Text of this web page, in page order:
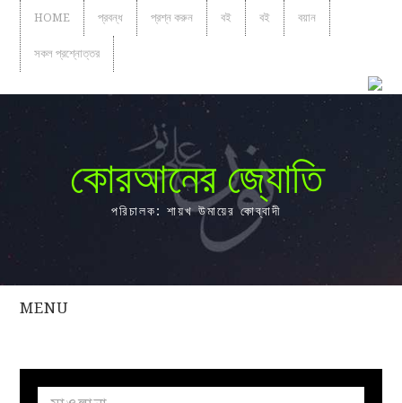
HOME প্রবন্ধ প্রশ্ন করুন বই বই বয়ান
সকল প্রশ্নোত্তর
কোরআনের জ্যোতি
পরিচালক: শায়খ উমায়ের কোব্বাদী
MENU
সকল
প্রবন্ধ